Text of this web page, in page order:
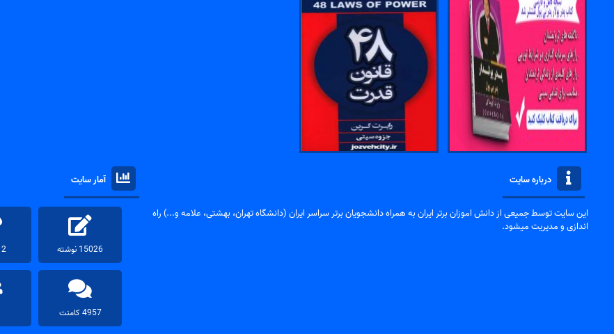
درباره سایت
این سایت توسط جمیعی از دانش اموزان برتر ایران به همراه دانشجویان برتر سراسر ایران (دانشگاه تهران، بهشتی، علامه و...) راه
اندازی و مدیریت میشود.
آمار سایت
15026 نوشته 2 محصول
4957 کامنت